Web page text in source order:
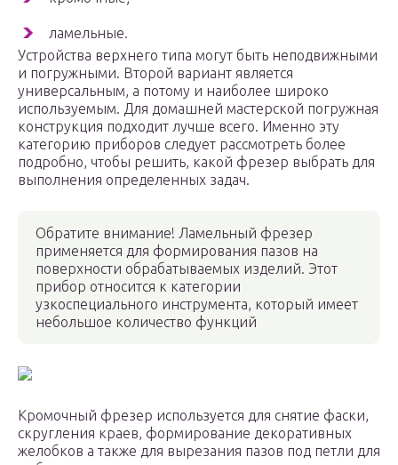
ламельные.
Устройства верхнего типа могут быть неподвижными
и погружными. Второй вариант является
универсальным, а потому и наиболее широко
используемым. Для домашней мастерской погружная
конструкция подходит лучше всего. Именно эту
категорию приборов следует рассмотреть более
подробно, чтобы решить, какой фрезер выбрать для
выполнения определенных задач.
Обратите внимание! Ламельный фрезер
применяется для формирования пазов на
поверхности обрабатываемых изделий. Этот
прибор относится к категории
узкоспециального инструмента, который имеет
небольшое количество функций
Кромочный фрезер используется для снятие фаски,
скругления краев, формирование декоративных
желобков а также для вырезания пазов под петли для